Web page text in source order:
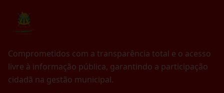
Comprometidos com a transparência total e o acesso
livre à informação pública, garantindo a participação
cidadã na gestão municipal.